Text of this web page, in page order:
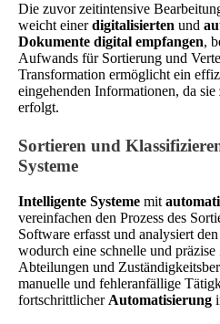
Die zuvor zeitintensive
weicht einerdigitalisierten und
Dokumente digital empfangen,
Aufwands für Sortierung und
Transformation ermöglicht ein
eingehenden Informationen, da sie
erfolgt.
Sortieren und
Systeme
Intelligente Systeme mit
vereinfachen den Prozess des
Software erfasst und analysiert
wodurch eine schnelle und
Abteilungen und
manuelle und fehleranfällige
fortschrittlicher Automatisierung